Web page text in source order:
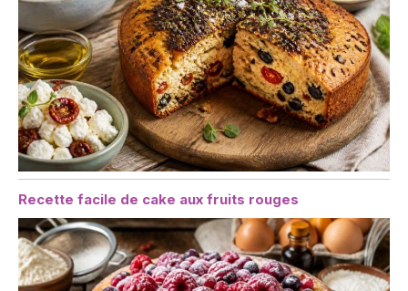
Recette facile de cake aux fruits rouges